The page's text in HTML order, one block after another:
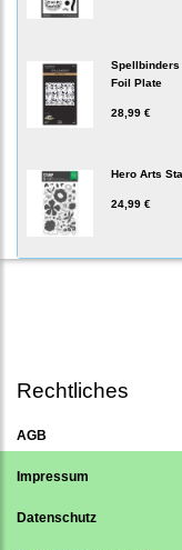
Spellbinders
Foil Plate
28,99 €
Hero Arts
24,99 €
Rechtliches
AGB
Impressum
Datenschutz